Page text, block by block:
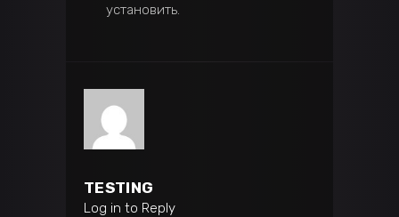
установить.
TESTING
Log in to Reply